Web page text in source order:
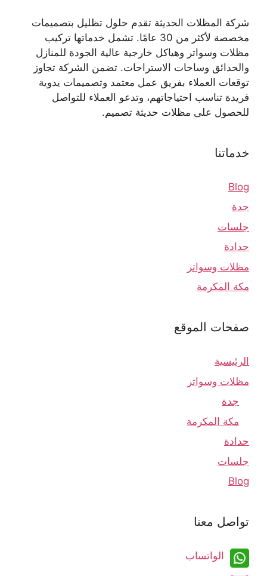
شركة المظلات الحديثة تقدم حلول تظليل بتصميمات
مخصصة لأكثر من 30 عامًا. تشمل خدماتها تركيب
مظلات وسواتر وهياكل خارجية عالية الجودة للمنازل
والحدائق وساحات الاستراحات. تضمن الشركة تجاوز
توقعات العملاء بفريق عمل معتمد وتصميمات يدوية
فريدة تناسب احتياجاتهم، وتدعو العملاء للتواصل
للحصول على مظلات حديثة تصميم.
خدماتنا
Blog
جدة
جلسات
حدادة
مظلات وسواتر
مكة المكرمة
صفحات الموقع
الرئيسية
مظلات وسواتر
جدة
مكة المكرمة
حدادة
جلسات
Blog
تواصل معنا
الواتساب